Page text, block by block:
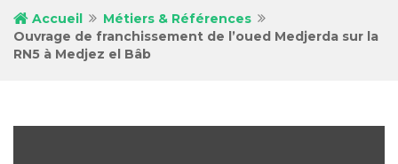
Accueil
Métiers & Références
Ouvrage de franchissement de l’oued Medjerda sur la
RN5 à Medjez el Bâb